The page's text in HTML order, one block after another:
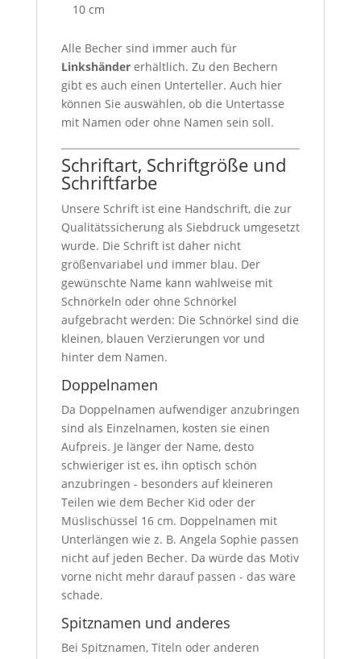
10 cm
Alle Becher sind immer auch für
Linkshändererhältlich. Zu den Bechern
gibt es auch einen Unterteller. Auch hier
können Sie auswählen, ob die Untertasse
mit Namen oder ohne Namen sein soll.
Schriftart, Schriftgröße und
Schriftfarbe
Unsere Schrift ist eine Handschrift, die zur
Qualitätssicherung als Siebdruck umgesetzt
wurde. Die Schrift ist daher nicht
größenvariabel und immer blau. Der
gewünschte Name kann wahlweise mit
Schnörkeln oder ohne Schnörkel
aufgebracht werden: Die Schnörkel sind die
kleinen, blauen Verzierungen vor und
hinter dem Namen.
Doppelnamen
Da Doppelnamen aufwendiger anzubringen
sind als Einzelnamen, kosten sie einen
Aufpreis. Je länger der Name, desto
schwieriger ist es, ihn optisch schön
anzubringen - besonders auf kleineren
Teilen wie dem Becher Kid oder der
Müslischüssel 16 cm. Doppelnamen mit
Unterlängen wie z. B. Angela Sophie passen
nicht auf jeden Becher. Da würde das Motiv
vorne nicht mehr darauf passen - das wäre
schade.
Spitznamen und anderes
Bei Spitznamen, Titeln oder anderen